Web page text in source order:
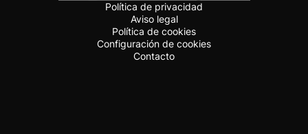
Política de privacidad
Aviso legal
Política de cookies
Configuración de cookies
Contacto